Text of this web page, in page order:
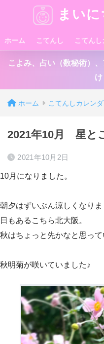
まいに
ホーム こてんし こてん
こよみ、占い（数秘術）
ホーム こてんしカレン
2021年10月 星と
2021年10月2日
10月になりました。
朝夕はずいぶん涼しくなり
日もあるこちら北大阪。
秋はちょっと先かなと思っ
秋明菊が咲いていました♪